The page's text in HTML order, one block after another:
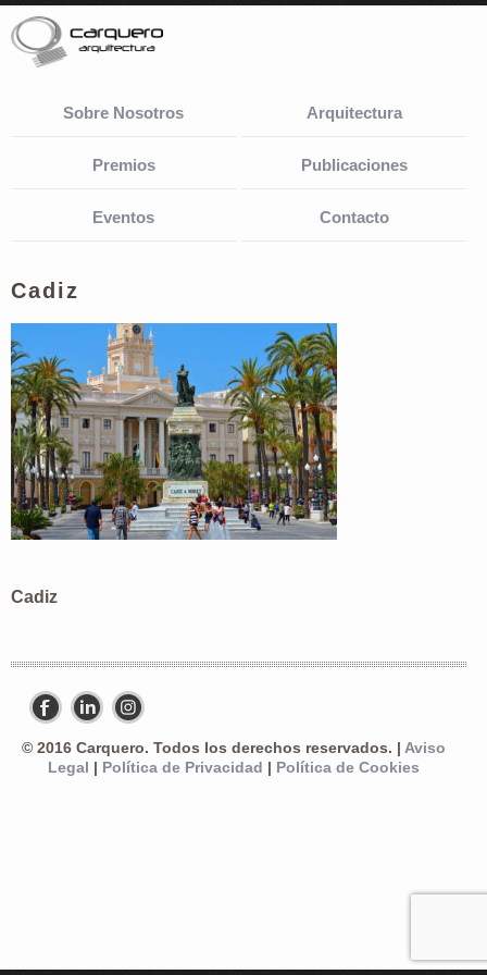
Sobre Nosotros Arquitectura
Premios Publicaciones
Eventos Contacto
Cadiz
Cadiz
© 2016 Carquero. Todos los derechos reservados. | Aviso
Legal | Política de Privacidad | Política de Cookies